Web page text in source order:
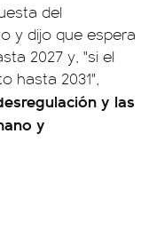
del
y dijo que espera
2027 y, "si el
hasta 2031",
y las
y